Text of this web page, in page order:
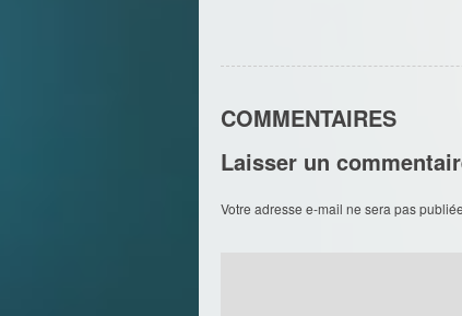
COMMENTAIRES
Laisser un
Votre adresse e-mail ne sera pas